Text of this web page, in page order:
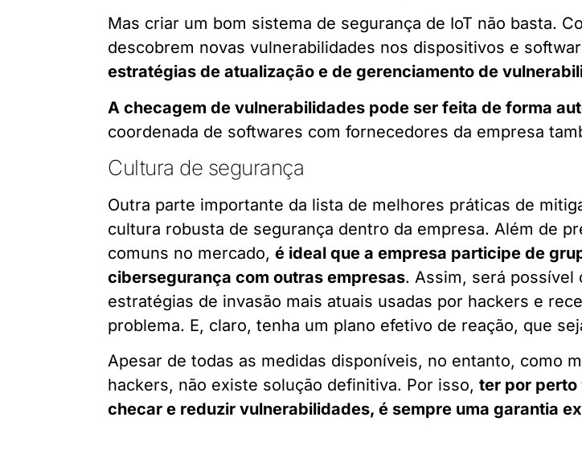
Mas criar um bom sistema de segurança de IoT não basta.
descobrem novas vulnerabilidades nos dispositivos e
estratégias de atualização e de gerenciamento de
A checagem de vulnerabilidades pode ser feita de forma
coordenada de softwares com fornecedores da empresa
Cultura de segurança
Outra parte importante da lista de melhores práticas de
cultura robusta de segurança dentro da empresa. Além de
comuns no mercado,é ideal que a empresa participe de
cibersegurança com outras empresas. Assim, será possível
estratégias de invasão mais atuais usadas por hackers e
problema. E, claro, tenha um plano efetivo de reação, que
Apesar de todas as medidas disponíveis, no entanto, como
hackers, não existe solução definitiva. Por isso,ter por perto
checar e reduzir vulnerabilidades, é sempre uma garantia